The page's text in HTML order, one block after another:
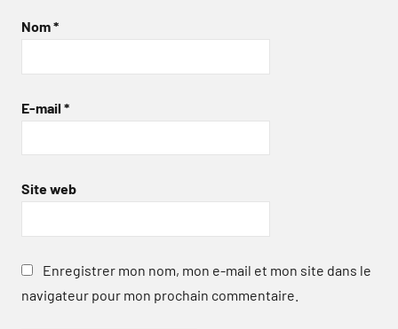
Nom*
E-mail *
Site web
Enregistrer mon nom, mon e-mail et mon site dans le
navigateur pour mon prochain commentaire.